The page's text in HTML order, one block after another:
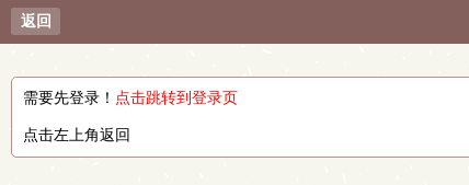
返回
需要先登录！ 点击跳转到登录页
点击左上角返回